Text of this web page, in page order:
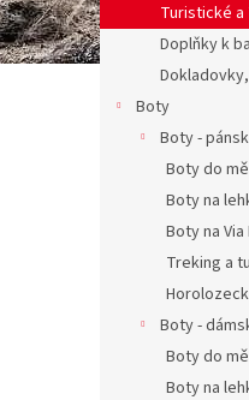
Turistické
Doplňky k
Boty
Boty -
Boty do
Boty na
Boty na
Treking a
Boty -
Boty do
Boty na